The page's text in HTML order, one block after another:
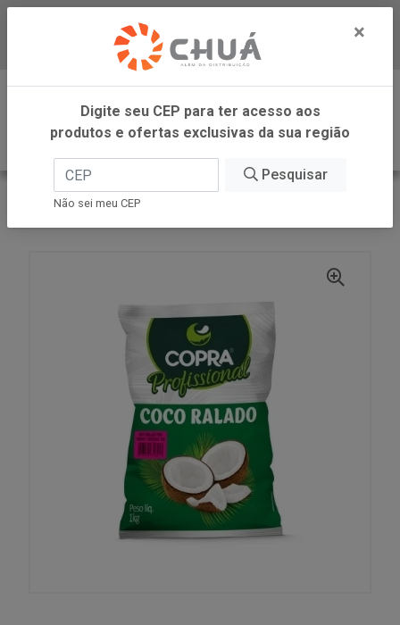
Baixe já nosso APP
0
INÍCIO
COPRA ALIMENTOS
×
Digite seu CEP para ter acesso aos
produtos e ofertas exclusivas da sua região
Pesquisar
Não sei meu CEP